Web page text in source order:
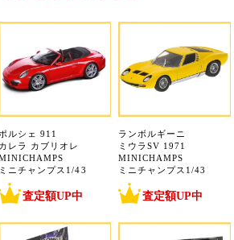
ポルシェ 911
カレラ カブリオレ
ミニチャンプス1/43
査定額UP中
ランボルギーニ
ミウラSV 1971
MINICHAMPS
ミニチャンプス1/43
査定額UP中